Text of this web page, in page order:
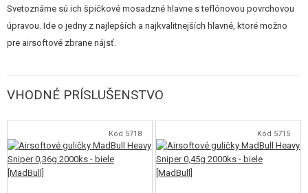
Svetoznáme sú ich špičkové mosadzné hlavne s teflónovou povrchovou
úpravou. Ide o jedny z najlepších a najkvalitnejších hlavné, ktoré možno
pre airsoftové zbrane nájsť.
VHODNÉ PRÍSLUŠENSTVO
Kód 5718 Kód 5715